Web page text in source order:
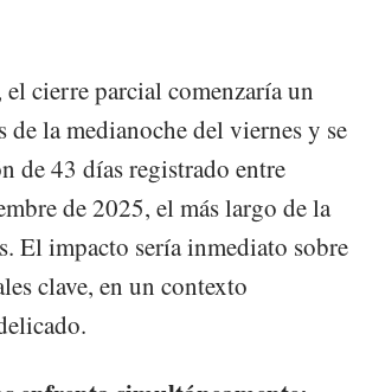
el cierre parcial comenzaría un
de la medianoche del viernes y se
de 43 días registrado entre
de 2025, el más largo de la
El impacto sería inmediato sobre
clave, en un contexto